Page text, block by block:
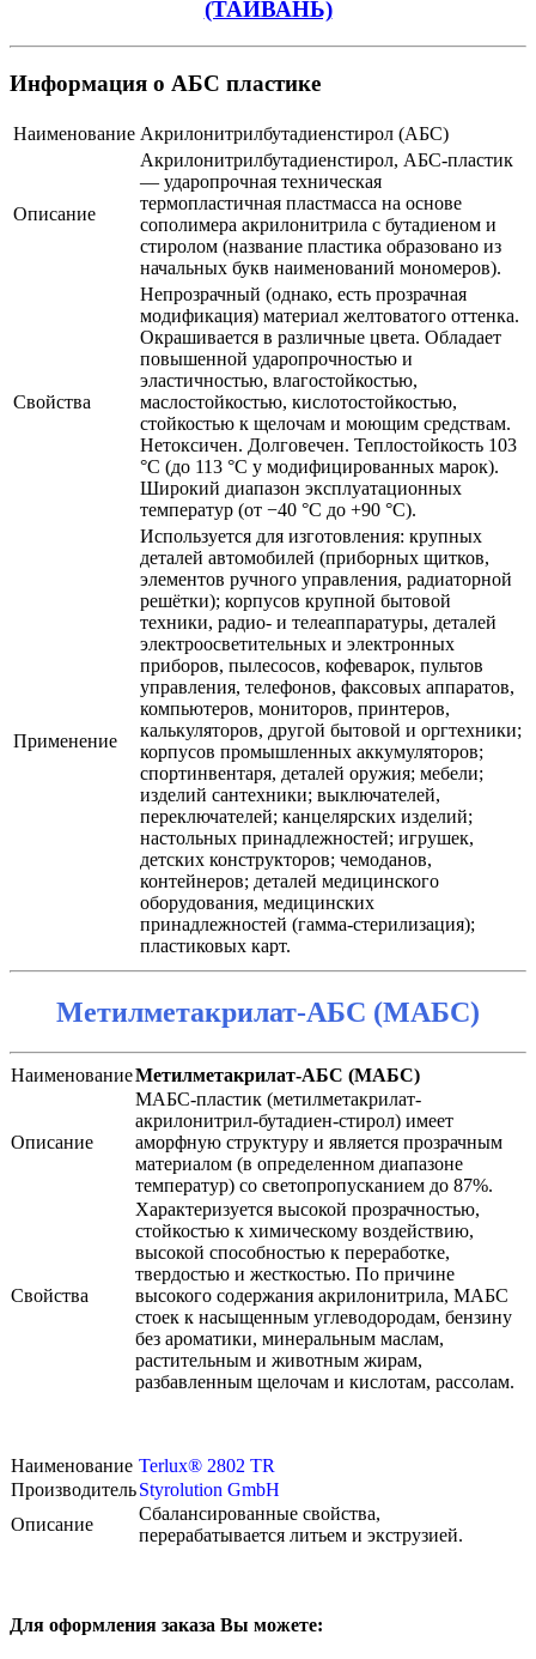
(ТАЙВАНЬ)
Информация о АБС пластике
Наименование Акрилонитрилбутадиенстирол (АБС)
Описание
Акрилонитрилбутадиенстирол, АБС-пластик
— ударопрочная техническая
термопластичная пластмасса на основе
сополимера акрилонитрила с бутадиеном и
стиролом (название пластика образовано из
начальных букв наименований мономеров).
Свойства
Непрозрачный (однако, есть прозрачная
модификация) материал желтоватого оттенка.
Окрашивается в различные цвета. Обладает
повышенной ударопрочностью и
эластичностью, влагостойкостью,
маслостойкостью, кислотостойкостью,
стойкостью к щелочам и моющим средствам.
Нетоксичен. Долговечен. Теплостойкость 103
°C (до 113 °C у модифицированных марок).
Широкий диапазон эксплуатационных
температур (от −40 °C до +90 °C).
Применение
Используется для изготовления: крупных
деталей автомобилей (приборных щитков,
элементов ручного управления, радиаторной
решётки); корпусов крупной бытовой
техники, радио- и телеаппаратуры, деталей
электроосветительных и электронных
приборов, пылесосов, кофеварок, пультов
управления, телефонов, факсовых аппаратов,
компьютеров, мониторов, принтеров,
калькуляторов, другой бытовой и оргтехники;
корпусов промышленных аккумуляторов;
cпортинвентаря, деталей оружия; мебели;
изделий сантехники; выключателей,
переключателей; канцелярских изделий;
настольных принадлежностей; игрушек,
детских конструкторов; чемоданов,
контейнеров; деталей медицинского
оборудования, медицинских
принадлежностей (гамма-стерилизация);
пластиковых карт.
Метилметакрилат-АБС (МАБС)
НаименованиеМетилметакрилат-АБС (МАБС)
Описание
МАБС-пластик (метилметакрилат-
акрилонитрил-бутадиен-стирол) имеет
аморфную структуру и является прозрачным
материалом (в определенном диапазоне
температур) со светопропусканием до 87%.
Свойства
Характеризуется высокой прозрачностью,
стойкостью к химическому воздействию,
высокой способностью к переработке,
твердостью и жесткостью. По причине
высокого содержания акрилонитрила, МАБС
стоек к насыщенным углеводородам, бензину
без ароматики, минеральным маслам,
растительным и животным жирам,
разбавленным щелочам и кислотам, рассолам.
Наименование Terlux® 2802 TR
ПроизводительStyrolution GmbH
Описание
Сбалансированные свойства,
перерабатывается литьем и экструзией.
Для оформления заказа Вы можете: